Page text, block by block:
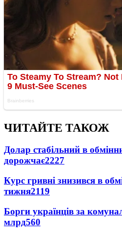
ЧИТАЙТЕ ТАКОЖ
Долар стабільний в
дорожчає2227
Курс гривні знизився в
тижня2119
Борги українців за
млрд560